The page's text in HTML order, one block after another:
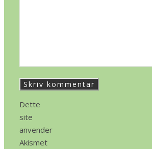
Dette
site
anvender
Akismet